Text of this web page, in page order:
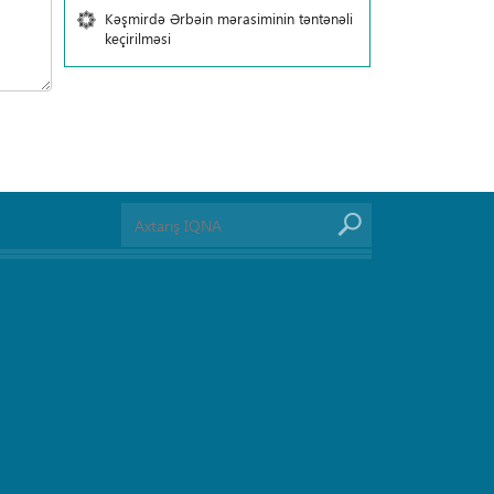
Kəşmirdə Ərbəin mərasiminin təntənəli
keçirilməsi